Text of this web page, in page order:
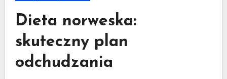
Dieta norweska:
skuteczny plan
odchudzania